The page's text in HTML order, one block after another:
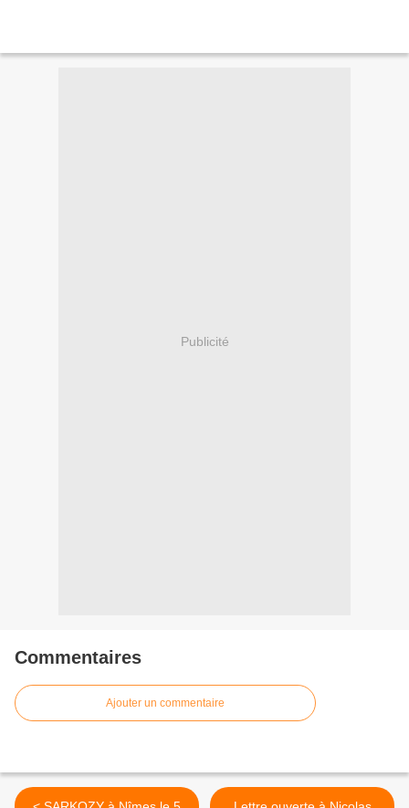
Publicité
Commentaires
Ajouter un commentaire